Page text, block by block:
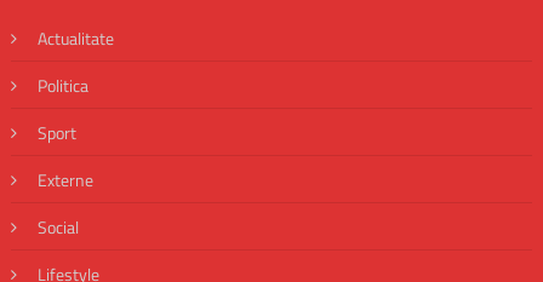
Actualitate
Politica
Sport
Externe
Social
Lifestyle